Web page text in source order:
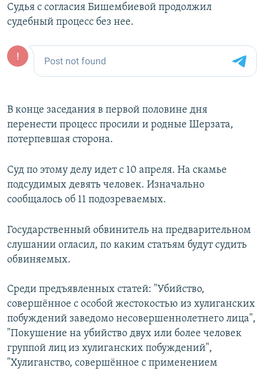
Судья с согласия Бишембиевой продолжил
судебный процесс без нее.
В конце заседания в первой половине дня
перенести процесс просили и родные Шерзата,
потерпевшая сторона.
Суд по этому делу идет с 10 апреля. На скамье
подсудимых девять человек. Изначально
сообщалось об 11 подозреваемых.
Государственный обвинитель на предварительном
слушании огласил, по каким статьям будут судить
обвиняемых.
Среди предъявленных статей: "Убийство,
совершённое с особой жестокостью из хулиганских
побуждений заведомо несовершеннолетнего лица",
"Покушение на убийство двух или более человек
группой лиц из хулиганских побуждений",
"Хулиганство, совершённое с применением